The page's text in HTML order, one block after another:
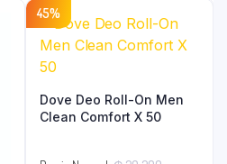
45%
Dove Deo Roll-On Men
Clean Comfort X 50